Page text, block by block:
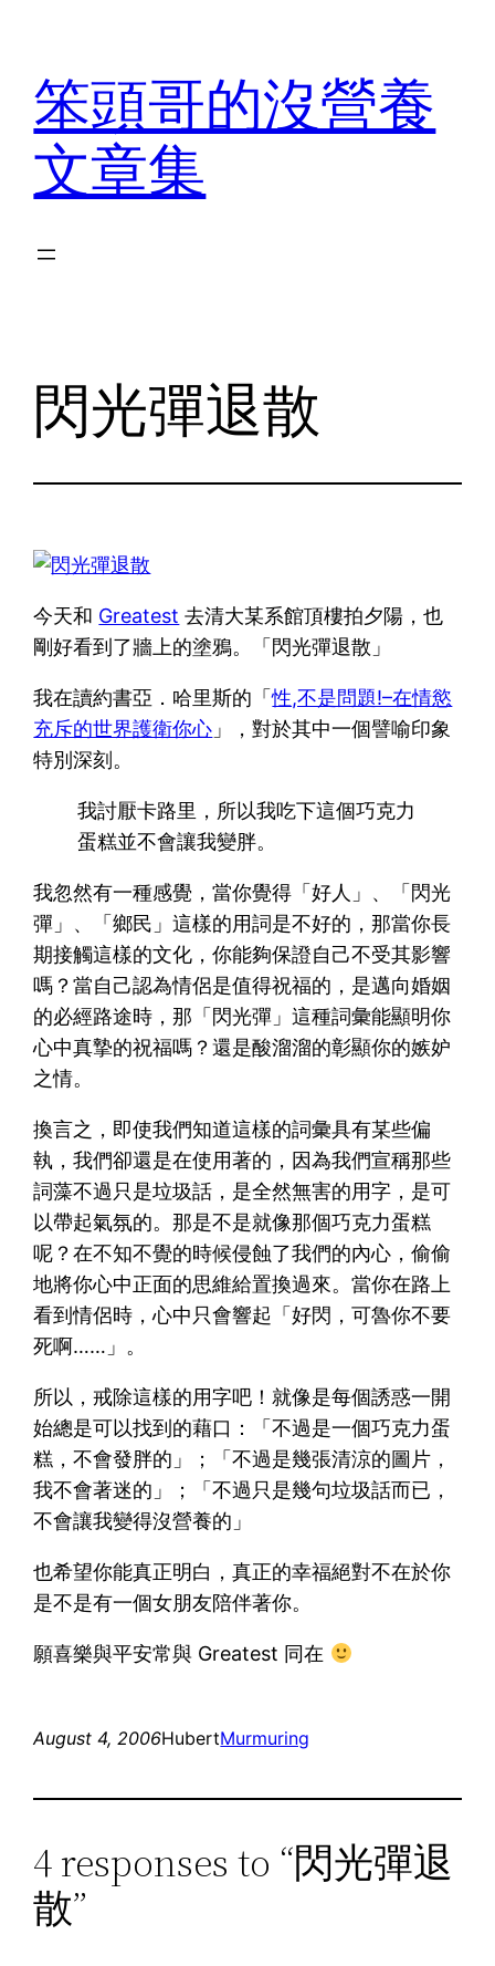
content
笨頭哥的沒營養
文章集
閃光彈退散
今天和 Greatest 去清大某系館頂樓拍夕陽，也
剛好看到了牆上的塗鴉。「閃光彈退散」
我在讀約書亞．哈里斯的「性,不是問題!–在情慾
充斥的世界護衛你心 」，對於其中一個譬喻印象
特別深刻。
我討厭卡路里，所以我吃下這個巧克力
蛋糕並不會讓我變胖。
我忽然有一種感覺，當你覺得「好人」、「閃光
彈」、「鄉民」這樣的用詞是不好的，那當你長
期接觸這樣的文化，你能夠保證自己不受其影響
嗎？當自己認為情侶是值得祝福的，是邁向婚姻
的必經路途時，那「閃光彈」這種詞彙能顯明你
心中真摯的祝福嗎？還是酸溜溜的彰顯你的嫉妒
之情。
換言之，即使我們知道這樣的詞彙具有某些偏
執，我們卻還是在使用著的，因為我們宣稱那些
詞藻不過只是垃圾話，是全然無害的用字，是可
以帶起氣氛的。那是不是就像那個巧克力蛋糕
呢？在不知不覺的時候侵蝕了我們的內心，偷偷
地將你心中正面的思維給置換過來。當你在路上
看到情侶時，心中只會響起「好閃，可魯你不要
死啊……」。
所以，戒除這樣的用字吧！就像是每個誘惑一開
始總是可以找到的藉口：「不過是一個巧克力蛋
糕，不會發胖的」；「不過是幾張清涼的圖片，
我不會著迷的」；「不過只是幾句垃圾話而已，
不會讓我變得沒營養的」
也希望你能真正明白，真正的幸福絕對不在於你
是不是有一個女朋友陪伴著你。
願喜樂與平安常與 Greatest 同在
August 4, 2006HubertMurmuring
4 responses to “閃光彈退
散”